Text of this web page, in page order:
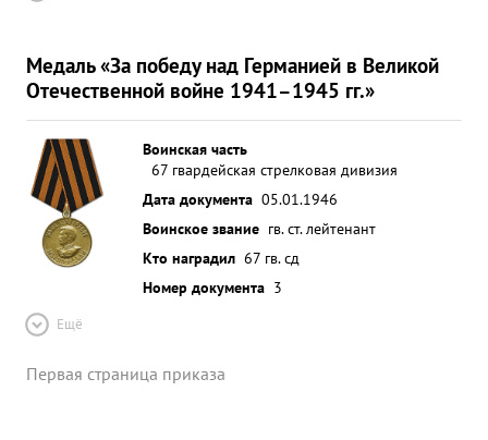
Медаль «За победу над Германией в Великой
Отечественной войне 1941–1945 гг.»
Воинская часть
67 гвардейская стрелковая дивизия
Дата документа 05.01.1946
Воинское звание гв. ст. лейтенант
Кто наградил 67 гв. сд
Номер документа 3
Ещё
Первая страница приказа